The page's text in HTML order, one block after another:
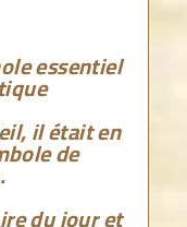
essentiel
il était en
de
du jour et